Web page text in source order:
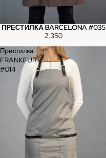
ПРЕСТИЛКА BARCELONA #035
2,350
Престилка
FRANKFURT
#014